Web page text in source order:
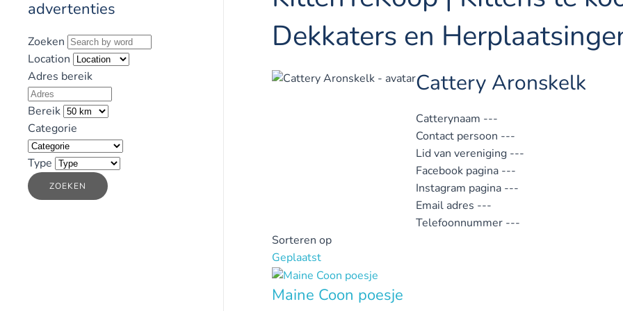
Dekkaters en
Cattery Aronskelk
Catterynaam ---
Contact persoon ---
Lid van vereniging ---
Facebook pagina ---
Instagram pagina ---
Email adres ---
Telefoonnummer ---
Sorteren op
Geplaatst
Maine Coon poesje
advertenties
Zoeken
Location
Adres bereik
Bereik
Categorie
Type
ZOEKEN